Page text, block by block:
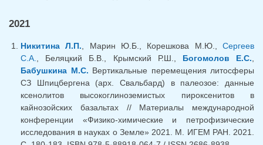
2021
Никитина Л.П. , Марин Ю.Б., Корешкова М.Ю.,Сергеев
С.А.
, Беляцкий Б.В., Крымский Р.Ш., Богомолов Е.С.
Бабушкина М.С. Вертикальные перемещения литосферы
СЗ Шпицбергена (арх. Свальбард) в палеозое: данные
ксенолитов высокоглиноземистых пироксенитов в
кайнозойских базальтах // Материалы международной
конференции «Физико-химические и петрофизические
исследования в науках о Земле» 2021. М. ИГЕМ РАН. 2021.